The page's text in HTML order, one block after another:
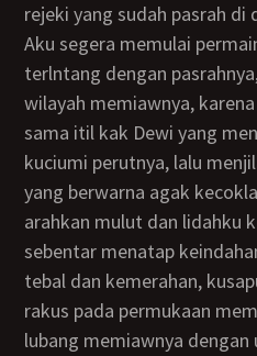
rejeki yang sudah pasrah di
Aku segera memulai permainan ini, kak Dewi
terlntang dengan
wilayah memiawnya,
sama itil kak Dewi yang
kuciumi perutnya, lalu
yang berwarna agak
arahkan mulut dan lidahku
sebentar menatap
tebal dan kemerahan,
rakus pada permukaan
lubang memiawnya dengan